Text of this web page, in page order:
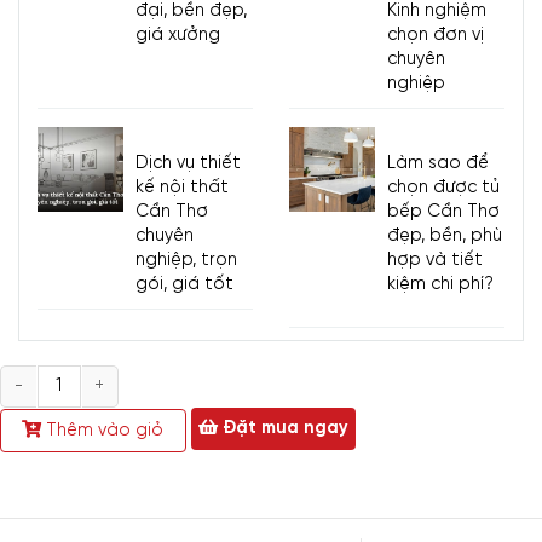
phù hợp với nhiều không gian, phù hợp với không gian
phòng khách nhỏ, sang trọng, căn hộ cao cấp, nhà phố hiện
đại...
Phụ kiện:bản lề giảm chấn chính hãng, ray bi ngăn kéo
Thương hiệu:Nội thất Viva
3. Đánh giá chi tiết Mẫu Kệ
Tivi Treo Tường Hiện Đại
đại, bền đẹp,
giá xưởng
Kinh nghiệm
chọn đơn vị
chuyên
nghiệp
Dịch vụ thiết
kế nội thất
Cần Thơ
chuyên
nghiệp, trọn
gói, giá tốt
Làm sao để
chọn được tủ
bếp Cần Thơ
đẹp, bền, phù
hợp và tiết
kiệm chi phí?
Số
lượng
Thêm vào giỏ
Đặt mua ngay